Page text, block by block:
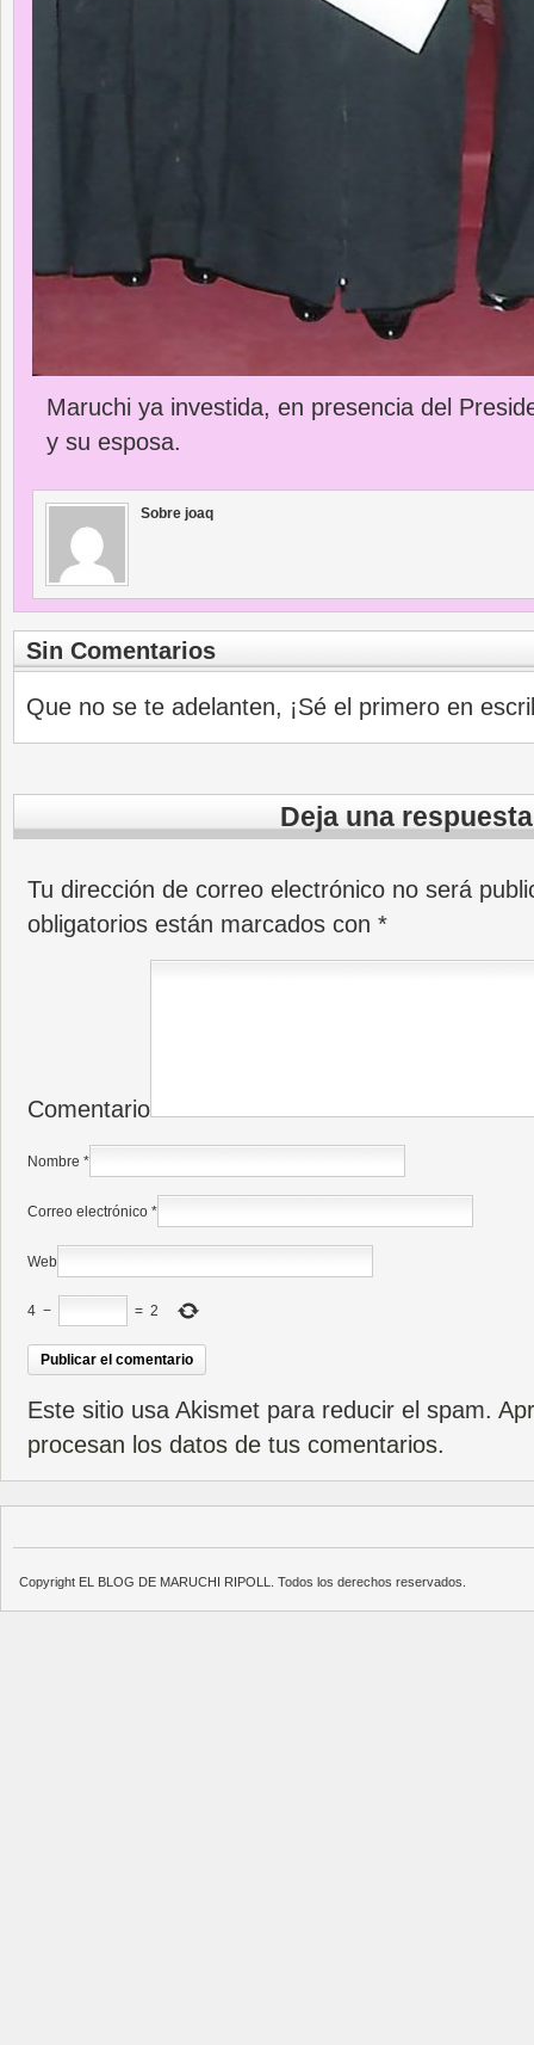
Maruchi ya investida, en presencia del
y su esposa.
Sobre joaq
Sin Comentarios
Que no se te adelanten, ¡Sé el primero en
Deja una respuesta
Tu dirección de correo electrónico no será
obligatorios están marcados con *
Comentario
Nombre *
Correo electrónico *
Web
4 − = 2
Este sitio usa Akismet para reducir el spam.
procesan los datos de tus comentarios.
Copyright EL BLOG DE MARUCHI RIPOLL. Todos los derechos reservados.